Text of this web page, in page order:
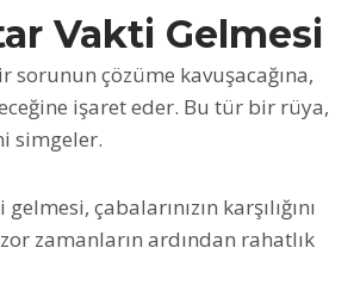
Vakti Gelmesi
çözüme kavuşacağına,
işaret eder. Bu tür bir rüya,
simgeler.
çabalarınızın karşılığını
zamanların ardından rahatlık